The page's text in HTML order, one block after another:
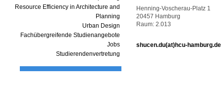
Resource Efficiency in Architecture and
Planning
Urban Design
Fachübergreifende Studienangebote
Jobs
Studierendenvertretung
Henning-Voscherau-Platz 1
20457 Hamburg
Raum: 2.013
shucen.du(at)hcu-hamburg.de